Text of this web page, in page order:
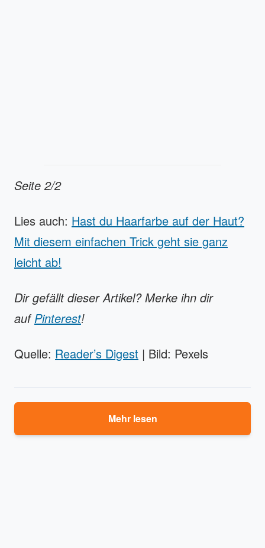
Seite 2/2
Lies auch: Hast du Haarfarbe auf der Haut?
Mit diesem einfachen Trick geht sie ganz
leicht ab!
Dir gefällt dieser Artikel? Merke ihn dir
aufPinterest!
Quelle: Reader’s Digest | Bild: Pexels
Mehr lesen